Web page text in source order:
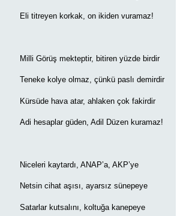
Eli titreyen korkak, on ikiden vuramaz!
Milli Görüş mekteptir, bitiren yüzde birdir
Teneke kolye olmaz, çünkü paslı demirdir
Kürsüde hava atar, ahlaken çok fakirdir
Adi hesaplar güden, Adil Düzen kuramaz!
Niceleri kaytardı, ANAP’a, AKP’ye
Netsin cihat aşısı, ayarsız sünepeye
Satarlar kutsalını, koltuğa kanepeye